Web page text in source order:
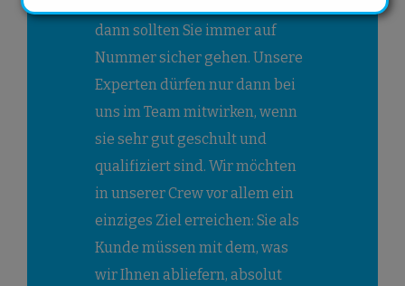
dann sollten Sie immer auf
Nummer sicher gehen. Unsere
Experten dürfen nur dann bei
uns im Team mitwirken, wenn
sie sehr gut geschult und
qualifiziert sind. Wir möchten
in unserer Crew vor allem ein
einziges Ziel erreichen: Sie als
Kunde müssen mit dem, was
wir Ihnen abliefern, absolut